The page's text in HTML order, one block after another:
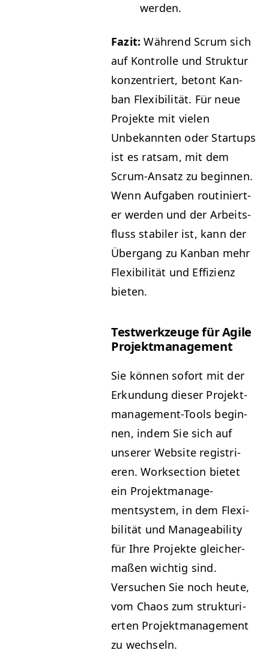
werden.
Faz­it: Während Scrum sich
auf Kon­trolle und Struk­tur
konzen­tri­ert, betont Kan­
ban Flex­i­bil­ität. Für neue
Pro­jek­te mit vie­len
Unbekan­nten oder Star­tups
ist es rat­sam, mit dem
Scrum-Ansatz zu begin­nen.
Wenn Auf­gaben rou­tiniert­
er wer­den und der Arbeits­
fluss sta­bil­er ist, kann der
Über­gang zu Kan­ban mehr
Flex­i­bil­ität und Effizienz
bieten.
Test­werkzeuge für Agile
Projektmanagement
Sie kön­nen sofort mit der
Erkun­dung dieser Pro­jek­t­
man­age­ment-Tools begin­
nen, indem Sie sich auf
unser­er Web­site reg­istri­
eren. Work­sec­tion bietet
ein Pro­jek­t­man­age­
mentsys­tem, in dem Flex­i­
bil­ität und Man­age­abil­i­ty
für Ihre Pro­jek­te gle­icher­
maßen wichtig sind.
Ver­suchen Sie noch heute,
vom Chaos zum struk­turi­
erten Pro­jek­t­man­age­ment
zu wechseln.